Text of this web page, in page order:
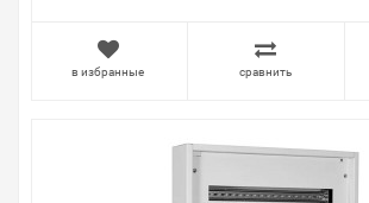
в избранные сравнить